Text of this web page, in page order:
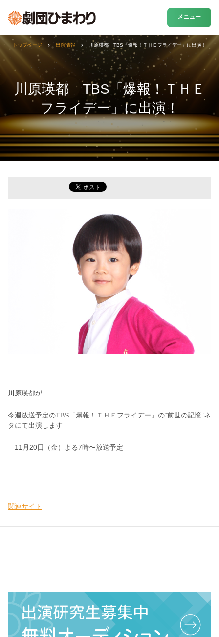
メニュー
川原瑛都 TBS「爆報！ＴＨＥ
フライデー」に出演！
トップページ 出演情報 川原瑛都 TBS「爆報！ＴＨＥフライデー」に出演！
川原瑛都が
今週放送予定のTBS「爆報！ＴＨＥフライデー」の“前世の記憶”ネ
タにて出演します！
11月20日（金）よる7時〜放送予定
関連サイト